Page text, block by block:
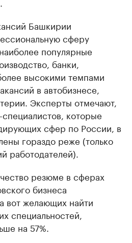
Башкирии
сферу
популярные
банки,
высокими темпами
в автобизнесе,
Эксперты отмечают,
которые
сфер по России, в
гораздо реже (только
работодателей).
резюме в сферах
бизнеса
вот желающих найти
специальностей,
на 57%.